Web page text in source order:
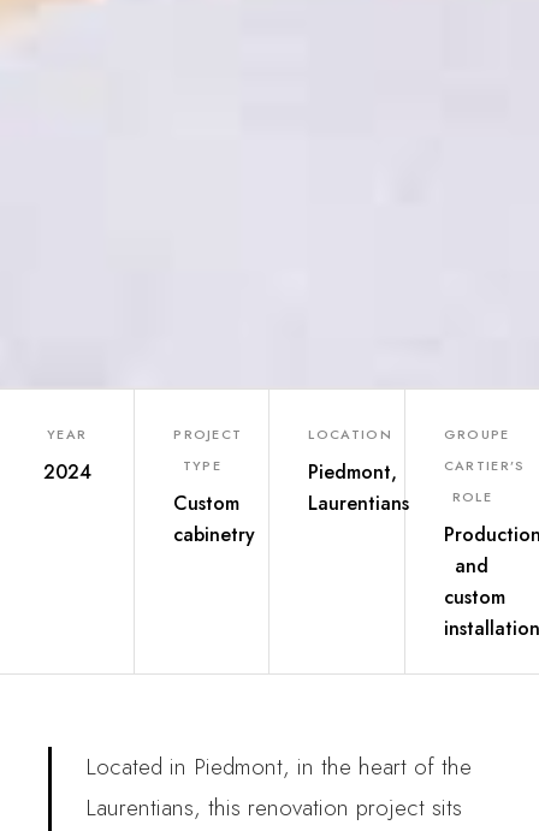
YEAR
2024
PROJECT
TYPE
Custom
cabinetry
LOCATION
Piedmont,
Laurentians
GROUPE
CARTIER’S
ROLE
and
custom
installation
Located in Piedmont, in the heart of the
Laurentians, this renovation project sits